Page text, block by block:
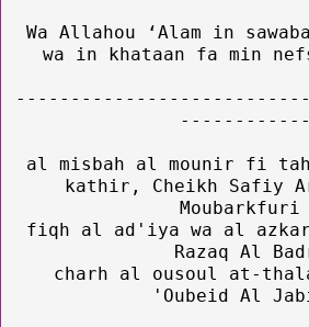
Wa Allahou ‘Alam in
wa in khataan fa min
------------
al misbah al mounir fi
kathir, Cheikh Safiy
Moubarkfuri
fiqh al ad'iya wa al
Razaq Al
charh al ousoul at-
'Oubeid Al